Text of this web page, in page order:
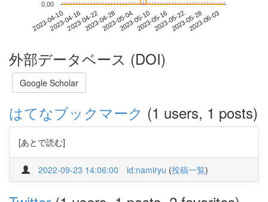
2023-04-102023-04-162023-04-222023-04-282023-05-042023-05-102023-05-162023-05-222023-05-282023-06-03
0.00
外部データベース (DOI)
Google Scholar
はてなブックマーク (1 users, 1 posts)
[あとで読む]
2022-09-23 14:06:00 id:namiryu (投稿一覧)